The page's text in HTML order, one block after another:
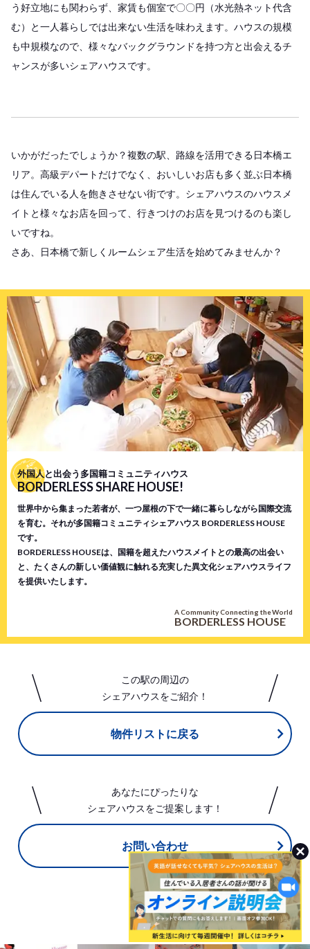
う好立地にも関わらず、家賃も個室で〇〇円（水光熱ネット代含
む）と一人暮らしでは出来ない生活を味わえます。ハウスの規模
も中規模なので、様々なバックグラウンドを持つ方と出会えるチ
ャンスが多いシェアハウスです。
いかがだったでしょうか？複数の駅、路線を活用できる日本橋エ
リア。高級デパートだけでなく、おいしいお店も多く並ぶ日本橋
は住んでいる人を飽きさせない街です。シェアハウスのハウスメ
イトと様々なお店を回って、行きつけのお店を見つけるのも楽し
いですね。
さあ、日本橋で新しくルームシェア生活を始めてみませんか？
外国人と出会う多国籍コミュニティハウス
BORDERLESS SHARE HOUSE!
世界中から集まった若者が、一つ屋根の下で一緒に暮らしながら国際交流
を育む。それが多国籍コミュニティシェアハウス BORDERLESS HOUSE
です。
BORDERLESS HOUSEは、国籍を超えたハウスメイトとの最高の出会い
と、たくさんの新しい価値観に触れる充実した異文化シェアハウスライフ
を提供いたします。
A Community Connecting the World
BORDERLESS HOUSE
この駅の周辺の
シェアハウスをご紹介！
物件リストに戻る
あなたにぴったりな
シェアハウスをご提案します！
お問い合わせ